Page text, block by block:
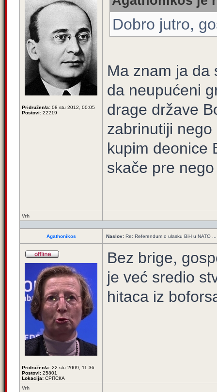
Pridružen/a: 08 stu 2012, 00:05
Postovi: 22219
Dobro jutro,
Ma znam ja da
da neupućeni
drage države
zabrinutiji
kupim deonice
skače pre
Vrh
Agathonikos Naslov: Re: Referendum o ulasku BiH u NATO ...
Pridružen/a: 22 stu 2009, 11:36
Postovi: 25801
Lokacija: СРПСКА
Bez brige,
je već sredio
hitaca iz
Vrh